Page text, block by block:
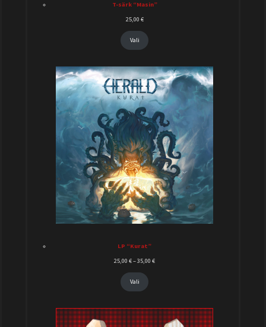
T-särk “Masin”
25,00 €
Vali
LP “Kurat”
25,00 €–35,00 €
Vali